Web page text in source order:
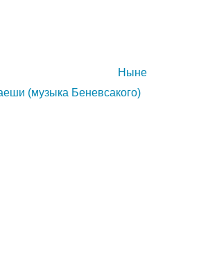
Ныне
(музыка Беневсакого)